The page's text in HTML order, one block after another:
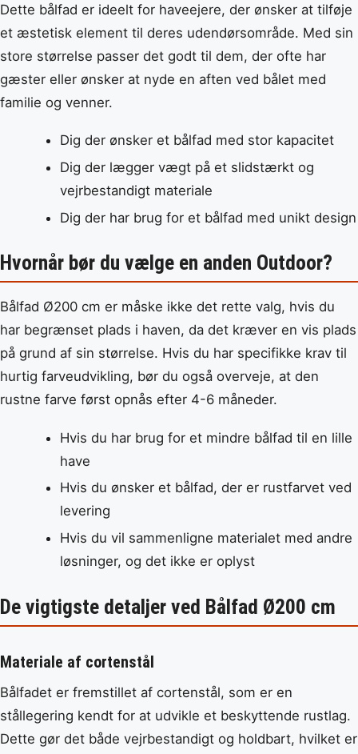
Dette bålfad er ideelt for haveejere, der ønsker at tilføje
et æstetisk element til deres udendørsområde. Med sin
store størrelse passer det godt til dem, der ofte har
gæster eller ønsker at nyde en aften ved bålet med
familie og venner.
Dig der ønsker et bålfad med stor kapacitet
Dig der lægger vægt på et slidstærkt og
vejrbestandigt materiale
Dig der har brug for et bålfad med unikt design
Hvornår bør du vælge en anden Outdoor?
Bålfad Ø200 cm er måske ikke det rette valg, hvis du
har begrænset plads i haven, da det kræver en vis plads
på grund af sin størrelse. Hvis du har specifikke krav til
hurtig farveudvikling, bør du også overveje, at den
rustne farve først opnås efter 4-6 måneder.
Hvis du har brug for et mindre bålfad til en lille
have
Hvis du ønsker et bålfad, der er rustfarvet ved
levering
Hvis du vil sammenligne materialet med andre
løsninger, og det ikke er oplyst
De vigtigste detaljer ved Bålfad Ø200 cm
Materiale af cortenstål
Bålfadet er fremstillet af cortenstål, som er en
stållegering kendt for at udvikle et beskyttende rustlag.
Dette gør det både vejrbestandigt og holdbart, hvilket er